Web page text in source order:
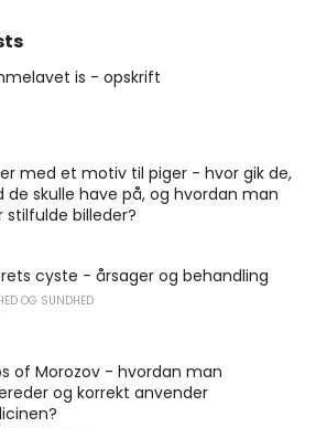
is - opskrift
med et motiv til piger - hvor gik de,
de skulle have på, og hvordan man
stilfulde billeder?
cyste - årsager og behandling
OG SUNDHED
of Morozov - hvordan man
og korrekt anvender